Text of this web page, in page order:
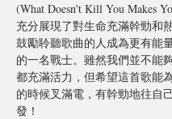
(What Doesn't Kill You Makes
充分展現了對生命充滿幹勁和
鼓勵聆聽歌曲的人成為更有能
的一名戰士。雖然我們並不能
都充滿活力，但希望這首歌能
的時候叉滿電，有幹勁地往自
發！